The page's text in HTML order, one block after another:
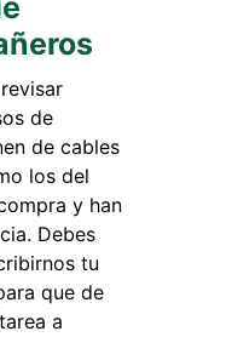
de
de cables
los del
y han
Debes
tu
que de
a